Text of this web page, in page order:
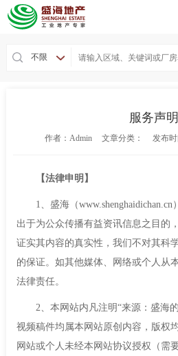
不限
服务声明
作者：Admin 文章分类： 发布时
【法律申明】
1、盛海（
出于为公众传播有益资讯信息之目的
证实其内容的真实性，我们不对其科
的保证。如其他媒体、网络或个人从
法律责任。
2、本网站内凡注明“来源：盛海
视频稿件均属本网站原创内容，版权
网站或个人未经本网站协议授权（需